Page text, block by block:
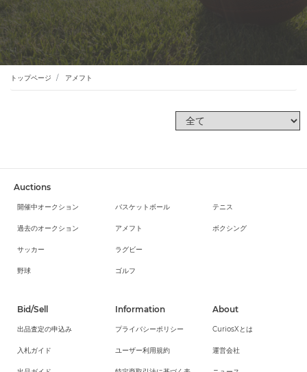
トップページ アメフト
Auctions
開催中オークション
過去のオークション
サッカー
野球
バスケットボール
アメフト
ラグビー
ゴルフ
テニス
ボクシング
Bid/Sell
出品査定の申込み
入札ガイド
Information
プライバシーポリシー
ユーザー利用規約
About
CuriosXとは
運営会社